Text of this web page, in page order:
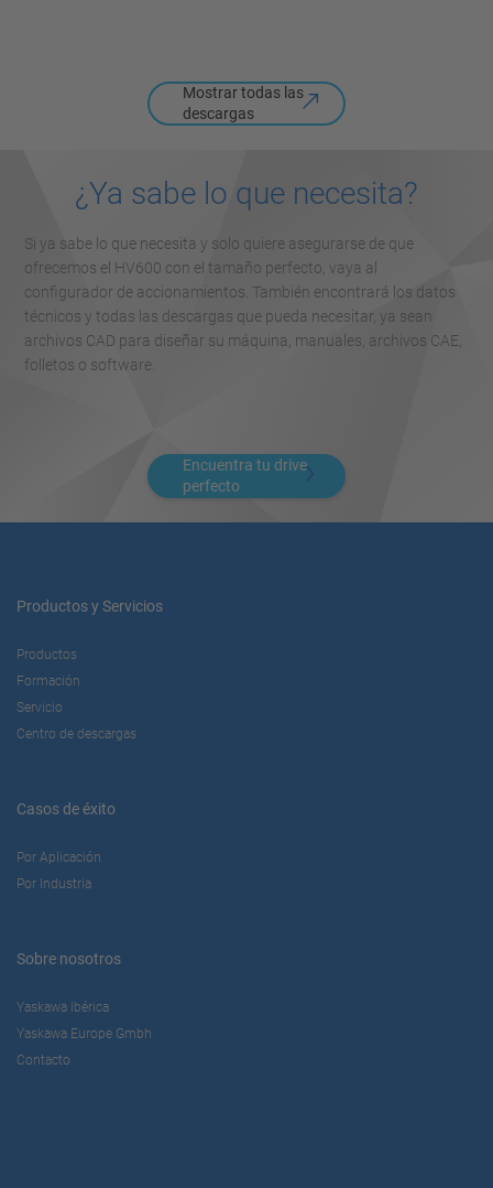
Mostrar todas las
descargas
¿Ya sabe lo que necesita?
Si ya sabe lo que necesita y solo quiere asegurarse de que
ofrecemos el HV600 con el tamaño perfecto, vaya al
configurador de accionamientos. También encontrará los datos
técnicos y todas las descargas que pueda necesitar, ya sean
archivos CAD para diseñar su máquina, manuales, archivos CAE,
folletos o software.
Encuentra tu drive
perfecto
Productos y Servicios
Productos
Formación
Servicio
Centro de descargas
Casos de éxito
Por Aplicación
Por Industria
Sobre nosotros
Yaskawa Ibérica
Yaskawa Europe Gmbh
Contacto